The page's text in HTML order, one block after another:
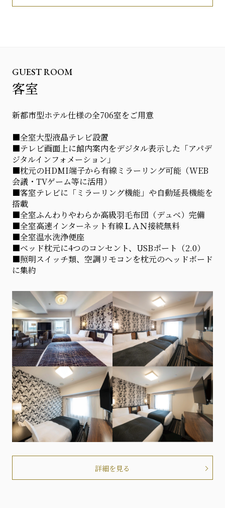
GUEST ROOM
客室
新都市型ホテル仕様の全706室をご用意
■全室大型液晶テレビ設置
■テレビ画面上に館内案内をデジタル表示した「アパデ
ジタルインフォメーション」
■枕元のHDMI端子から有線ミラーリング可能（WEB
会議・TVゲーム等に活用）
■客室テレビに「ミラーリング機能」や自動延長機能を
搭載
■全室ふんわりやわらか高級羽毛布団（デュベ）完備
■全室高速インターネット有線ＬＡＮ接続無料
■全室温水洗浄便座
■ベッド枕元に4つのコンセント、USBポート（2.0）
■照明スイッチ類、空調リモコンを枕元のヘッドボード
に集約
詳細を見る